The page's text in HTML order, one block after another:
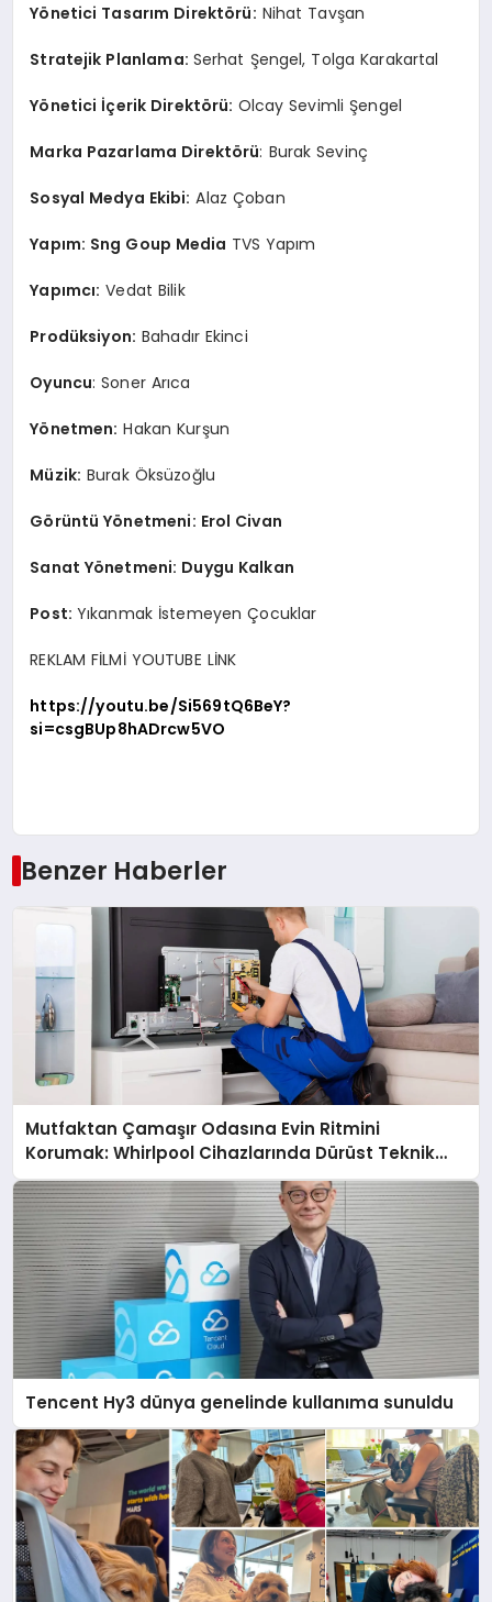
Yönetici Tasarım Direktörü: Nihat Tavşan
Stratejik Planlama: Serhat Şengel, Tolga Karakartal
Yönetici İçerik Direktörü: Olcay Sevimli Şengel
Marka Pazarlama Direktörü: Burak Sevinç
Sosyal Medya Ekibi: Alaz Çoban
Yapım: Sng Goup Media TVS Yapım
Yapımcı: Vedat Bilik
Prodüksiyon: Bahadır Ekinci
Oyuncu: Soner Arıca
Yönetmen: Hakan Kurşun
Müzik: Burak Öksüzoğlu
Görüntü Yönetmeni: Erol Civan
Sanat Yönetmeni: Duygu Kalkan
Post: Yıkanmak İstemeyen Çocuklar
REKLAM FİLMİ YOUTUBE LİNK
https://youtu.be/Si569tQ6BeY?
si=csgBUp8hADrcw5VO
Benzer Haberler
Mutfaktan Çamaşır Odasına Evin Ritmini
Korumak: Whirlpool Cihazlarında Dürüst Teknik
Destek Deneyimi
Tencent Hy3 dünya genelinde kullanıma sunuldu